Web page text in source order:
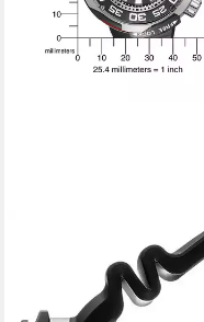
Taucheruhr Promaster
Professional Diver 1000,
BN7020-09E, Armbanduhr,